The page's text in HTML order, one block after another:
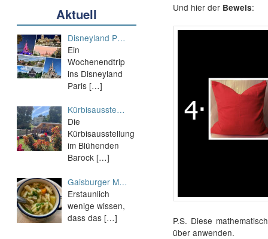
Und hier der Beweis:
P.S. Diese
über anwenden.
Aktuell
Disneyland P…
Ein
Wochenendtrip
ins Disneyland
Paris[…]
Kürbisausste…
Die
Kürbisausstellung
im Blühenden
Barock[…]
Gaisburger M…
Erstaunlich
wenige wissen,
dass das[…]